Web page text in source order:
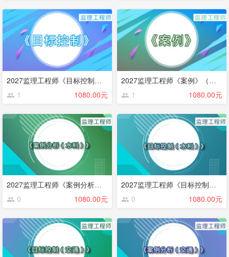
2027监理工程师《目标控制》（土建）
1
1080.00元
2027监理工程师《案例》（土建）
1
1080.00元
2027监理工程师《案例分析》（水利）
0
1080.00元
2027监理工程师《目标控制》（水利）
0
1080.00元